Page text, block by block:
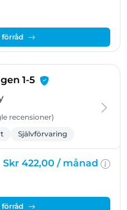
förråd
1-5- Vårby
recensioner)
Självförvaring
Skr 422,00 / månad
förråd